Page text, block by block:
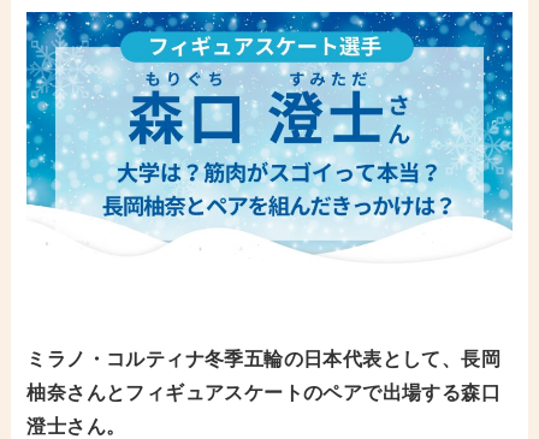
ミラノ・コルティナ冬季五輪の日本代表として、長岡
柚奈さんとフィギュアスケートのペアで出場する森口
澄士さん。